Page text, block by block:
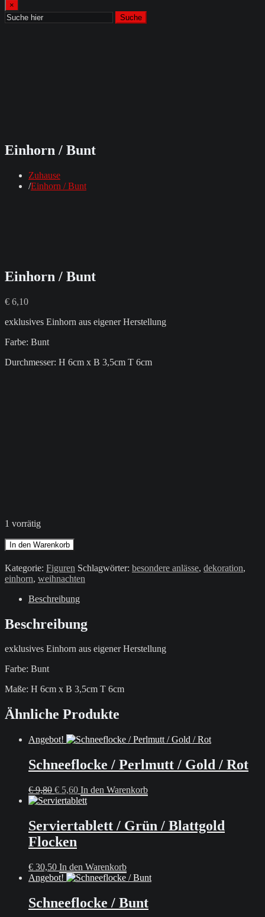
×
Suche
Einhorn / Bunt
Zuhause
Einhorn / Bunt
Einhorn / Bunt
€ 6,10
exklusives Einhorn aus eigener Herstellung
Farbe: Bunt
Durchmesser: H 6cm x B 3,5cm T 6cm
1 vorrätig
Einhorn
/
Bunt
Menge
In den Warenkorb
Kategorie: Figuren Schlagwörter: besondere anlässe, dekoration,
einhorn, weihnachten
Beschreibung
Beschreibung
exklusives Einhorn aus eigener Herstellung
Farbe: Bunt
Maße: H 6cm x B 3,5cm T 6cm
Ähnliche Produkte
Angebot!
Schneeflocke / Perlmutt / Gold / Rot
€9,80 Ursprünglicher
Preis
€ 9,80
€ 5,60Aktueller
Preis
€ 5,60.
In den Warenkorb
Serviertablett / Grün / Blattgold
Flocken
€ 30,50 In den Warenkorb
Angebot!
Schneeflocke / Bunt